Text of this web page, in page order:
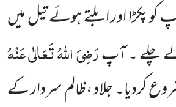
پکڑا اور ابلتے ہوئے تیل میں
چلے ۔ آپرَضِیَ اللہُ تَعَالٰی عَنْہُ
کردیا۔ جلاد ،ظالم سردار کے